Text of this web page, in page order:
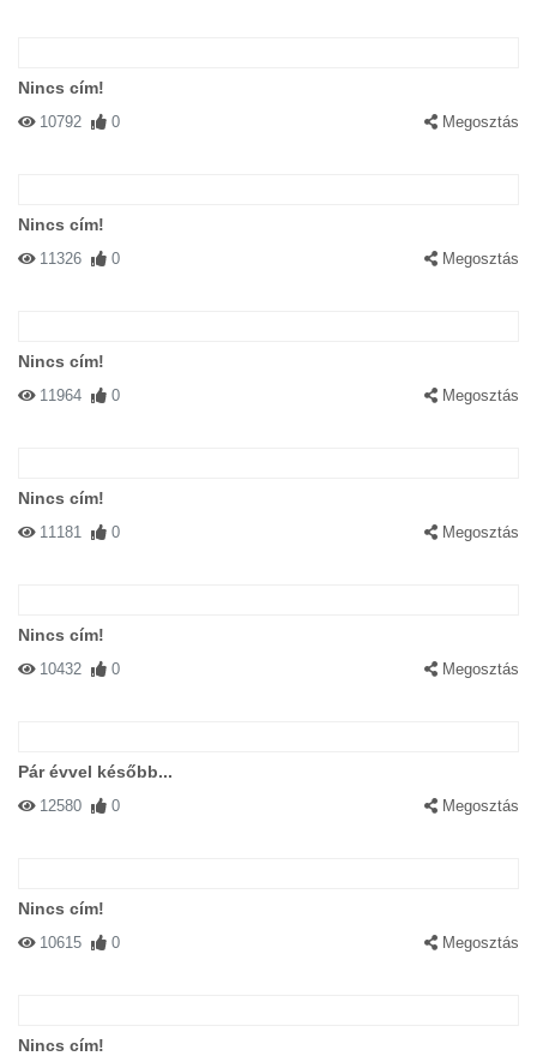
Nincs cím!
10792 0 Megosztás
Nincs cím!
11326 0 Megosztás
Nincs cím!
11964 0 Megosztás
Nincs cím!
11181 0 Megosztás
Nincs cím!
10432 0 Megosztás
Pár évvel később...
12580 0 Megosztás
Nincs cím!
10615 0 Megosztás
Nincs cím!